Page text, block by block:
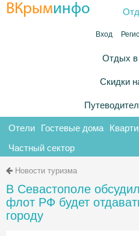
ВКрыминфо
Вход
Отдых
Скидки
Отели Гостевые дома
Частный сектор
Новости туризма
В Севастополе
флот РФ будет
городу